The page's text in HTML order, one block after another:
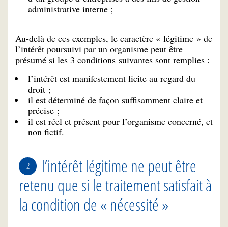
administrative interne ;
Au-delà de ces exemples, le caractère « légitime » de
l’intérêt poursuivi par un organisme peut être
présumé si les 3 conditions suivantes sont remplies :
l’intérêt est manifestement licite au regard du
droit ;
il est déterminé de façon suffisamment claire et
précise ;
il est réel et présent pour l’organisme concerné, et
non fictif.
l’intérêt légitime ne peut être
retenu que si le traitement satisfait à
la condition de « nécessité »